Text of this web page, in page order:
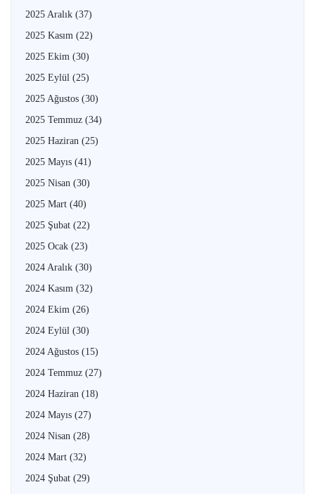
2025 Aralık (37)
2025 Kasım (22)
2025 Ekim (30)
2025 Eylül (25)
2025 Ağustos (30)
2025 Temmuz (34)
2025 Haziran (25)
2025 Mayıs (41)
2025 Nisan (30)
2025 Mart (40)
2025 Şubat (22)
2025 Ocak (23)
2024 Aralık (30)
2024 Kasım (32)
2024 Ekim (26)
2024 Eylül (30)
2024 Ağustos (15)
2024 Temmuz (27)
2024 Haziran (18)
2024 Mayıs (27)
2024 Nisan (28)
2024 Mart (32)
2024 Şubat (29)